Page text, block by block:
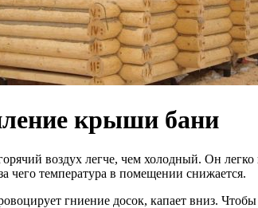
крыши бани
воздух легче, чем холодный. Он
чего температура в помещении снижается.
гниение досок, капает вниз.